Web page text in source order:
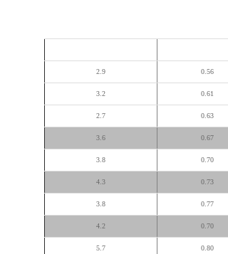
0.56
2.9
0.61
3.2
0.63
2.7
0.67
3.6
0.70
3.8
0.73
4.3
0.77
3.8
0.70
4.2
0.80
5.7